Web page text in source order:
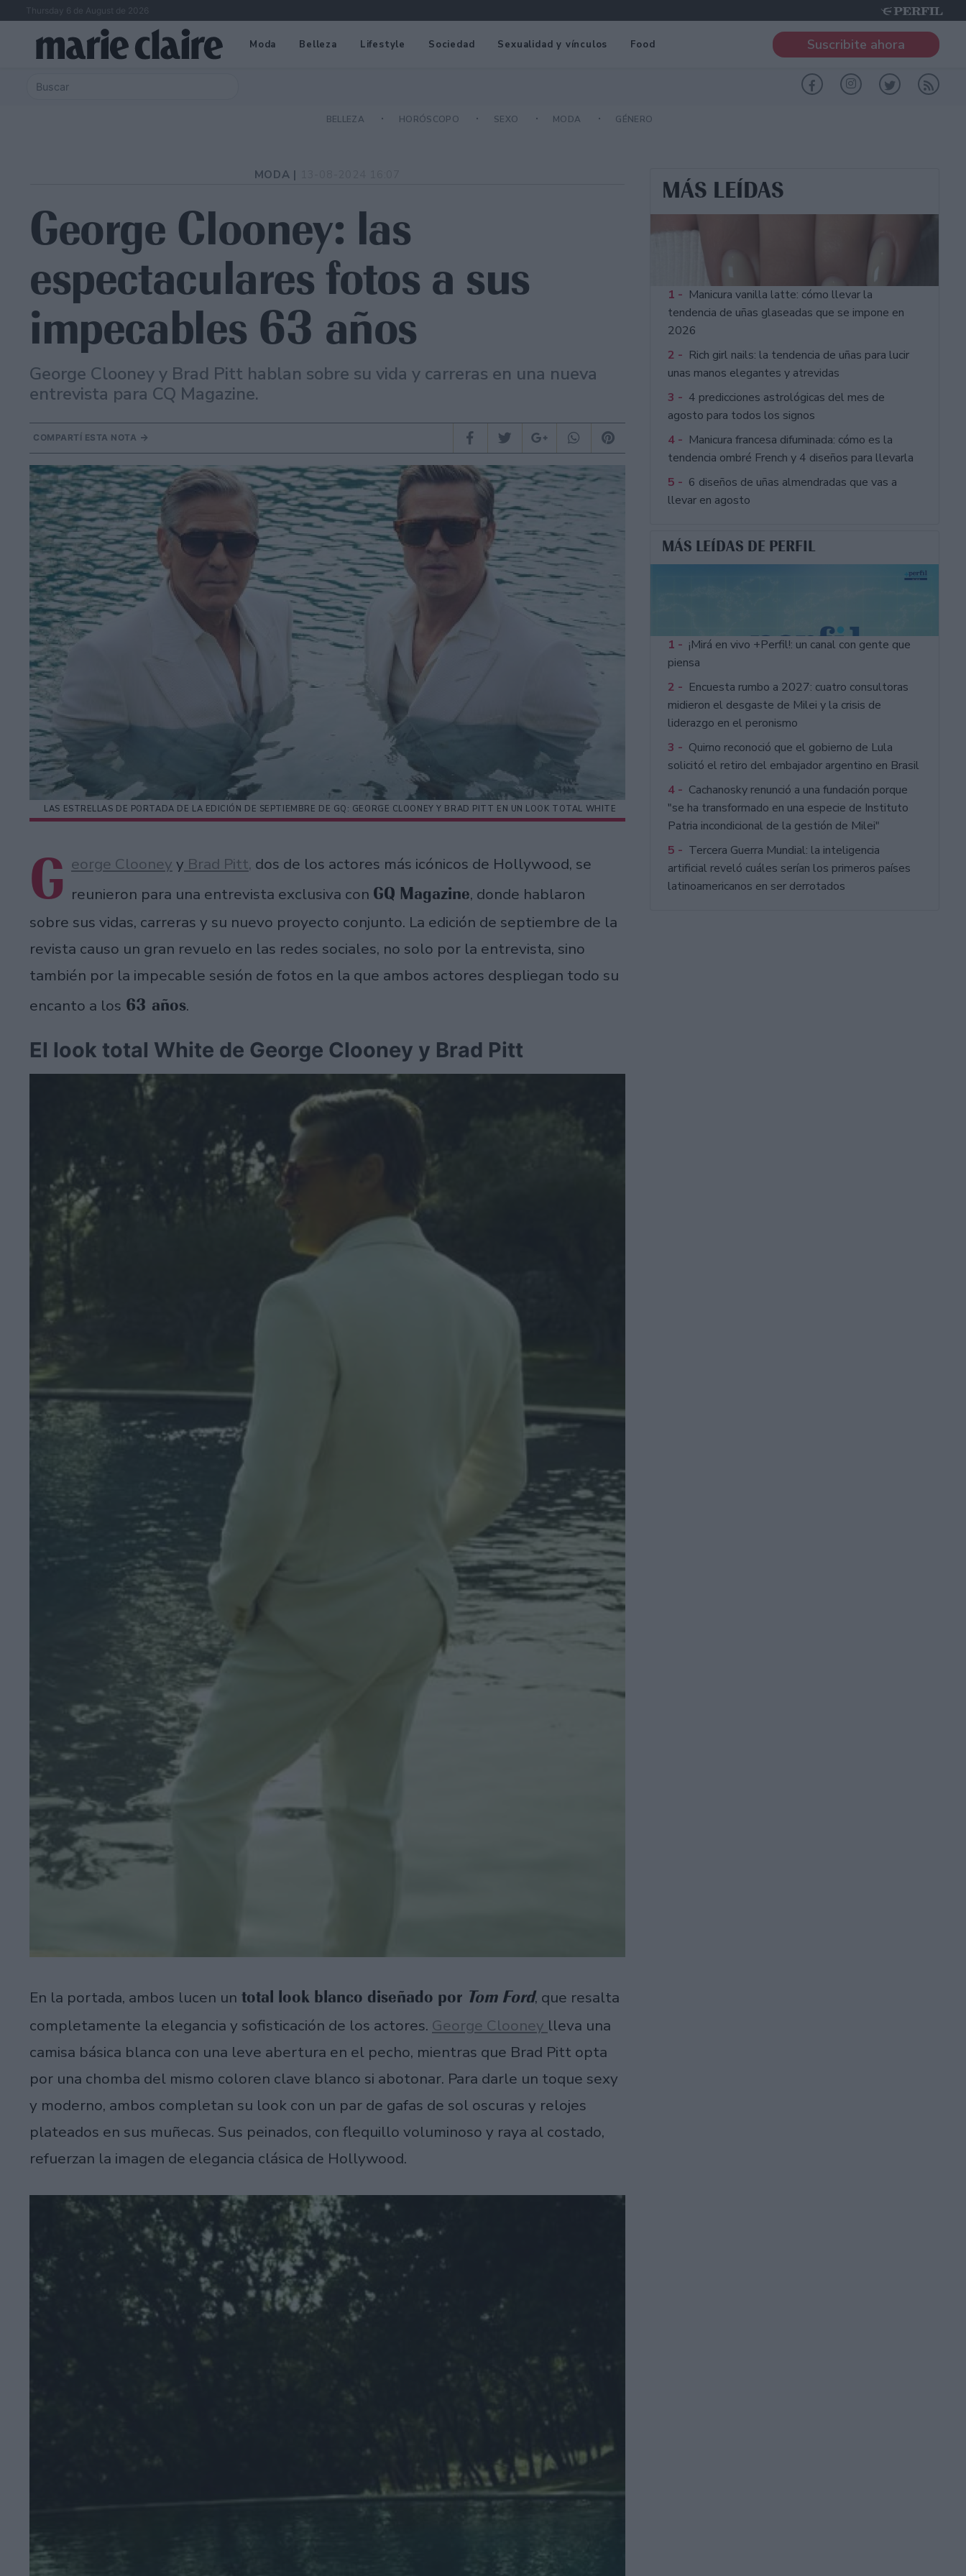
Thursday 6 de August de 2026
Moda Belleza Lifestyle Sociedad Sexualidad y vínculos Food Suscribite ahora
BELLEZA HORÓSCOPO SEXO MODA GÉNERO
MODA |
George Clooney: las
espectaculares fotos a sus
impecables 63 años
George Clooney y Brad Pitt hablan sobre su vida y carreras en una nueva
entrevista para CQ Magazine.
COMPARTÍ ESTA NOTA
LAS ESTRELLAS DE PORTADA DE LA EDICIÓN DE SEPTIEMBRE DE GQ: GEORGE CLOONEY Y BRAD PITT EN UN LOOK TOTAL WHITE
G eorge Clooney y Brad Pitt, dos de los actores más icónicos de Hollywood, se
reunieron para una entrevista exclusiva con GQ Magazine, donde hablaron
sobre sus vidas, carreras y su nuevo proyecto conjunto. La edición de septiembre de la
revista causo un gran revuelo en las redes sociales, no solo por la entrevista, sino
también por la impecable sesión de fotos en la que ambos actores despliegan todo su
encanto a los 63 años.
El look total White de George Clooney y Brad Pitt
En la portada, ambos lucen un total look blanco diseñado por Tom Ford, que resalta
completamente la elegancia y sofisticación de los actores. George Clooney lleva una
camisa básica blanca con una leve abertura en el pecho, mientras que Brad Pitt opta
por una chomba del mismo coloren clave blanco si abotonar. Para darle un toque sexy
y moderno, ambos completan su look con un par de gafas de sol oscuras y relojes
plateados en sus muñecas. Sus peinados, con flequillo voluminoso y raya al costado,
refuerzan la imagen de elegancia clásica de Hollywood.
MÁS LEÍDAS
1 - Manicura vanilla latte: cómo llevar la
tendencia de uñas glaseadas que se impone en
2026
2 - Rich girl nails: la tendencia de uñas para lucir
unas manos elegantes y atrevidas
3 - 4 predicciones astrológicas del mes de
agosto para todos los signos
4 - Manicura francesa difuminada: cómo es la
tendencia ombré French y 4 diseños para llevarla
5 - 6 diseños de uñas almendradas que vas a
llevar en agosto
MÁS LEÍDAS DE PERFIL
1 - ¡Mirá en vivo +Perfil!: un canal con gente que
piensa
2 - Encuesta rumbo a 2027: cuatro consultoras
midieron el desgaste de Milei y la crisis de
liderazgo en el peronismo
3 - Quirno reconoció que el gobierno de Lula
solicitó el retiro del embajador argentino en Brasil
4 - Cachanosky renunció a una fundación porque
"se ha transformado en una especie de Instituto
Patria incondicional de la gestión de Milei"
5 - Tercera Guerra Mundial: la inteligencia
artificial reveló cuáles serían los primeros países
latinoamericanos en ser derrotados